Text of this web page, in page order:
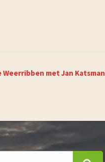
met Jan Katsman